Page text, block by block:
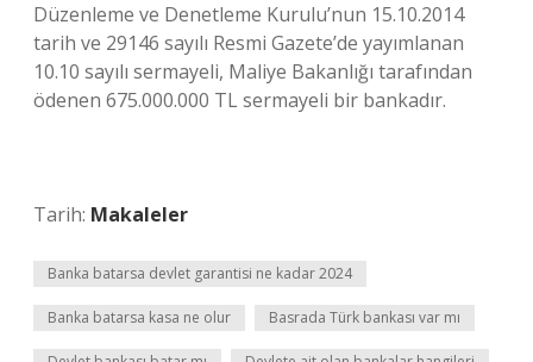
Düzenleme ve Denetleme Kurulu’nun 15.10.2014
tarih ve 29146 sayılı Resmi Gazete’de yayımlanan
10.10 sayılı sermayeli, Maliye Bakanlığı tarafından
ödenen 675.000.000 TL sermayeli bir bankadır.
Tarih: Makaleler
Banka batarsa devlet garantisi ne kadar 2024
Banka batarsa kasa ne olur Basrada Türk bankası var mı